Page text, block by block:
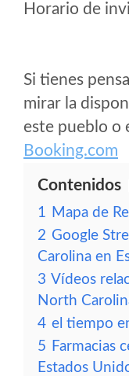
Horario de
Si tienes
mirar la
este pueblo o
Booking.com
Contenidos
1 Mapa de
2 Google
Carolina en
3 Vídeos
North
4 el tiempo
5 Farmacias
Estados